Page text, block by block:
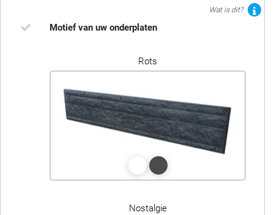
Wat is dit?
Motief van uw onderplaten
Rots
Nostalgie